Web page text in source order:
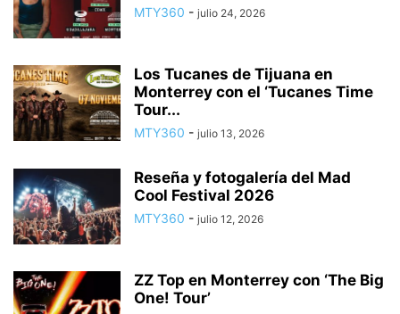
MTY360 - julio 24, 2026
Los Tucanes de Tijuana en
Monterrey con el ‘Tucanes Time
Tour...
MTY360 - julio 13, 2026
Reseña y fotogalería del Mad
Cool Festival 2026
MTY360 - julio 12, 2026
ZZ Top en Monterrey con ‘The Big
One! Tour’